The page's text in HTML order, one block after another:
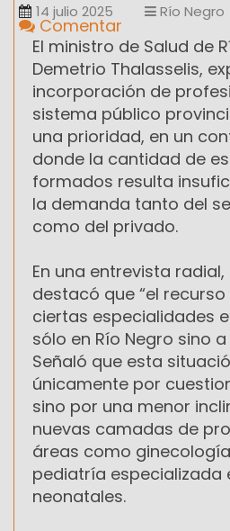
14 julio 2025 Río Negro
Comentar
El ministro de Salud de
Demetrio Thalasselis,
incorporación de
sistema público
una prioridad, en un
donde la cantidad de
formados resulta
la demanda tanto del
como del privado.
En una entrevista
destacó que “el
ciertas especialidades
sólo en Río Negro sino
Señaló que esta
únicamente por
sino por una menor
nuevas camadas de
áreas como
pediatría especializada
neonatales.